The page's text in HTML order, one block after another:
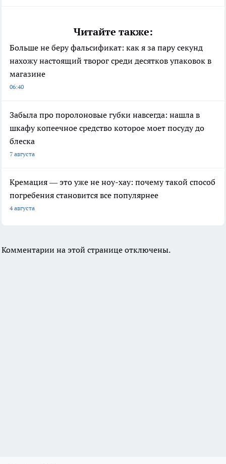
Читайте также:
Больше не беру фальсификат: как я за пару секунд
нахожу настоящий творог среди десятков упаковок в
магазине
06:40
Забыла про поролоновые губки навсегда: нашла в
шкафу копеечное средство которое моет посуду до
блеска
7 августа
Кремация — это уже не ноу-хау: почему такой способ
погребения становится все популярнее
4 августа
Комментарии на этой странице отключены.